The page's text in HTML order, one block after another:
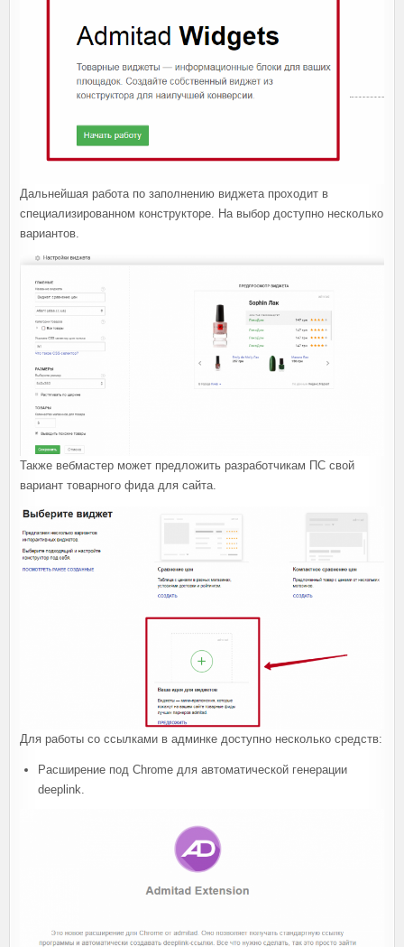
Дальнейшая работа по заполнению виджета проходит в
специализированном конструкторе. На выбор доступно несколько
вариантов.
Также вебмастер может предложить разработчикам ПС свой
вариант товарного фида для сайта.
Для работы со ссылками в админке доступно несколько средств:
Расширение под Chrome для автоматической генерации
deeplink.